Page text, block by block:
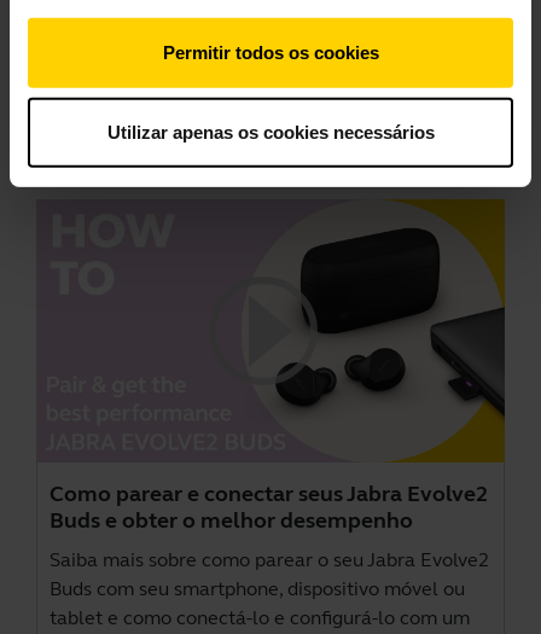
Permitir todos os cookies
Utilizar apenas os cookies necessários
Acesse todos os documentos do produto
Como parear e conectar seus Jabra Evolve2
Buds e obter o melhor desempenho
Saiba mais sobre como parear o seu Jabra Evolve2
Buds com seu smartphone, dispositivo móvel ou
tablet e como conectá-lo e configurá-lo com um